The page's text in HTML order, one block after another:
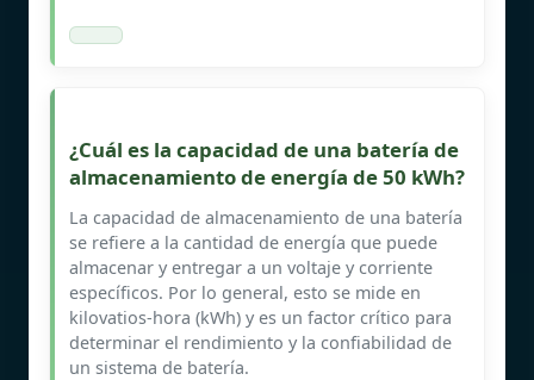
¿Cuál es la capacidad de una batería de
almacenamiento de energía de 50 kWh?
La capacidad de almacenamiento de una batería
se refiere a la cantidad de energía que puede
almacenar y entregar a un voltaje y corriente
específicos. Por lo general, esto se mide en
kilovatios-hora (kWh) y es un factor crítico para
determinar el rendimiento y la confiabilidad de
un sistema de batería.